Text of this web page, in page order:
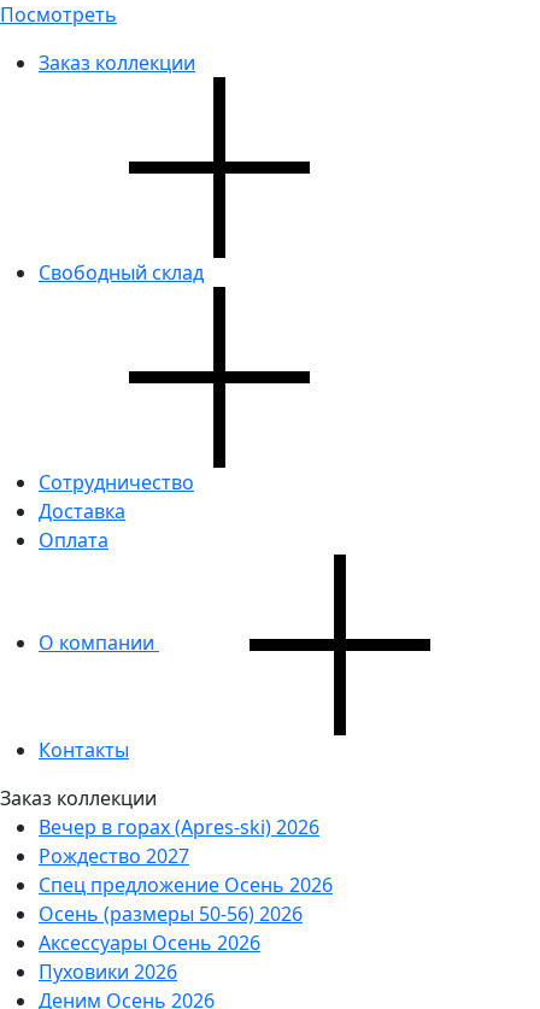
Посмотреть
Заказ коллекции
Свободный склад
Сотрудничество
Доставка
Оплата
О компании
Контакты
Заказ коллекции
Вечер в горах (Apres-ski) 2026
Рождество 2027
Спец предложение Осень 2026
Осень (размеры 50-56) 2026
Аксессуары Осень 2026
Пуховики 2026
Деним Осень 2026